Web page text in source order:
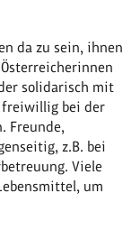
da zu sein, ihnen
solidarisch mit
freiwillig bei der
Freunde,
z.B. bei
Viele
um